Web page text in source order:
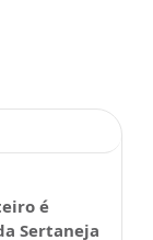
é
Sertaneja